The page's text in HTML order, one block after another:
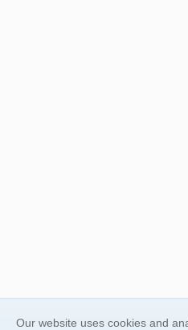
Our website uses cookies and